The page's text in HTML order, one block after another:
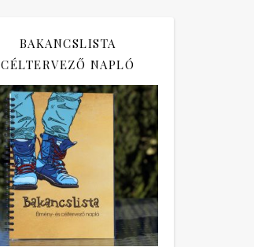
BAKANCSLISTA
CÉLTERVEZŐ NAPLÓ